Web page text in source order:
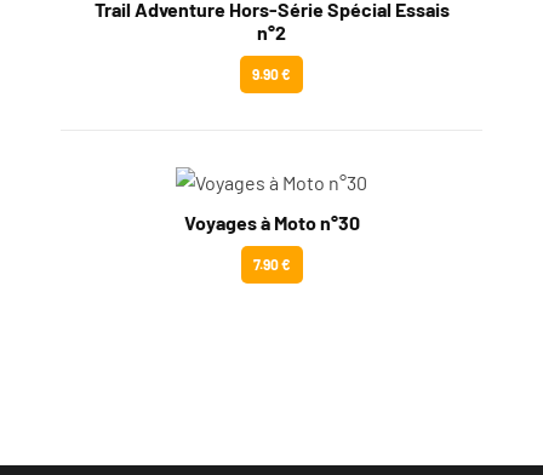
Trail Adventure Hors-Série Spécial Essais
n°2
9.90 €
Voyages à Moto n°30
7.90 €